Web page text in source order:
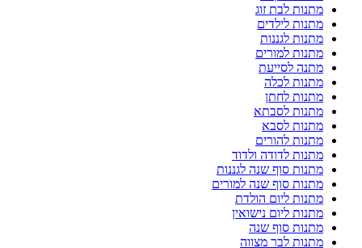
מתנות לבת זוג
מתנות לילדים
מתנות לגננות
מתנות למורים
מתנה לסייעת
מתנות לכלה
מתנות לחתן
מתנות לסבתא
מתנות לסבא
מתנות להורים
מתנות לדודה ולדוד
מתנות סוף שנה לגננות
מתנות סוף שנה למורים
מתנות ליום הולדת
מתנות ליום נישואין
מתנות סוף שנה
מתנות לבר מצווה